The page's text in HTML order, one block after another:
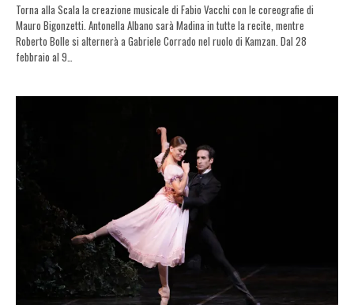
Torna alla Scala la creazione musicale di Fabio Vacchi con le coreografie di
Mauro Bigonzetti. Antonella Albano sarà Madina in tutte la recite, mentre
Roberto Bolle si alternerà a Gabriele Corrado nel ruolo di Kamzan. Dal 28
febbraio al 9…